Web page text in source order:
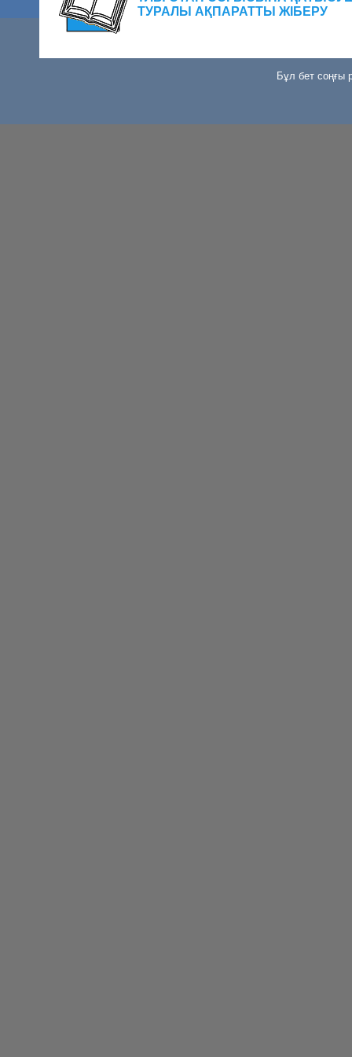
ТУРАЛЫ АҚПАРАТТЫ ЖІБЕРУ
Бұл бет соңғы